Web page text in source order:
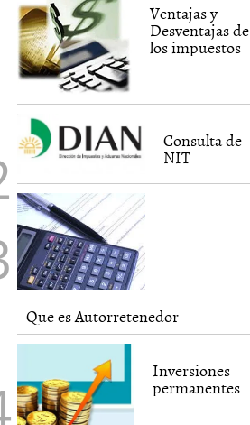
Ventajas y
Desventajas de
los impuestos
Consulta de
NIT
Que es Autorretenedor
Inversiones
permanentes